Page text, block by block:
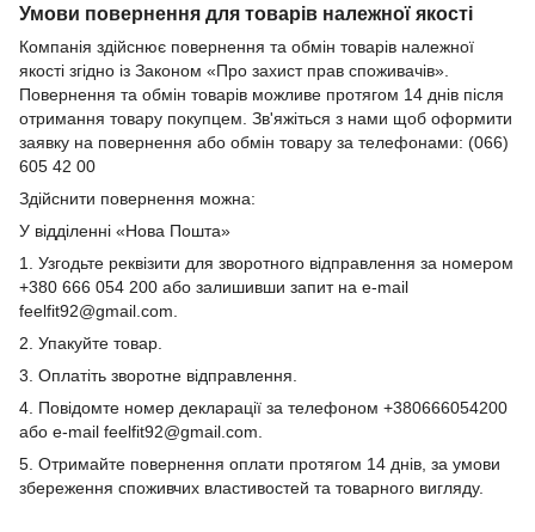
Умови повернення для товарів належної якості
Компанія здійснює повернення та обмін товарів належної
якості згідно із Законом «Про захист прав споживачів».
Повернення та обмін товарів можливе протягом 14 днів після
отримання товару покупцем. Зв'яжіться з нами щоб оформити
заявку на повернення або обмін товару за телефонами: (066)
605 42 00
Здійснити повернення можна:
У відділенні «Нова Пошта»
1. Узгодьте реквізити для зворотного відправлення за номером
+380 666 054 200 або залишивши запит на e-mail
feelfit92@gmail.com.
2. Упакуйте товар.
3. Оплатіть зворотне відправлення.
4. Повідомте номер декларації за телефоном +380666054200
або e-mail feelfit92@gmail.com.
5. Отримайте повернення оплати протягом 14 днів, за умови
збереження споживчих властивостей та товарного вигляду.